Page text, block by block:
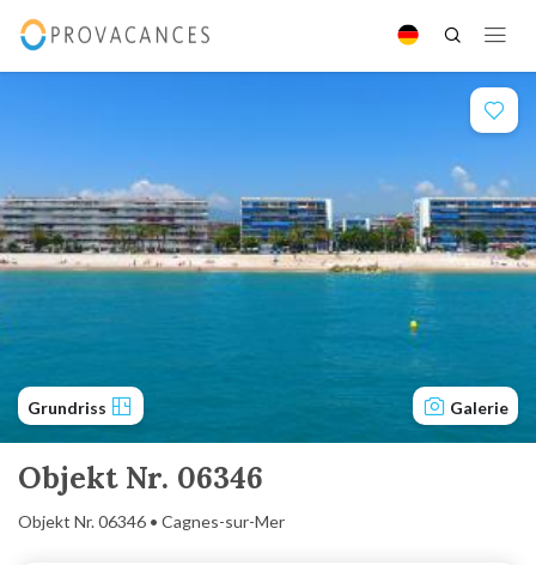
Grundriss Galerie
Objekt Nr. 06346
Objekt Nr. 06346 • Cagnes-sur-Mer